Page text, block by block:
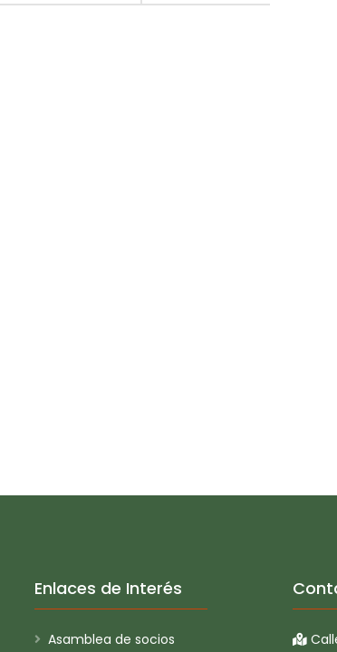
Enlaces de Interés
Asamblea de socios